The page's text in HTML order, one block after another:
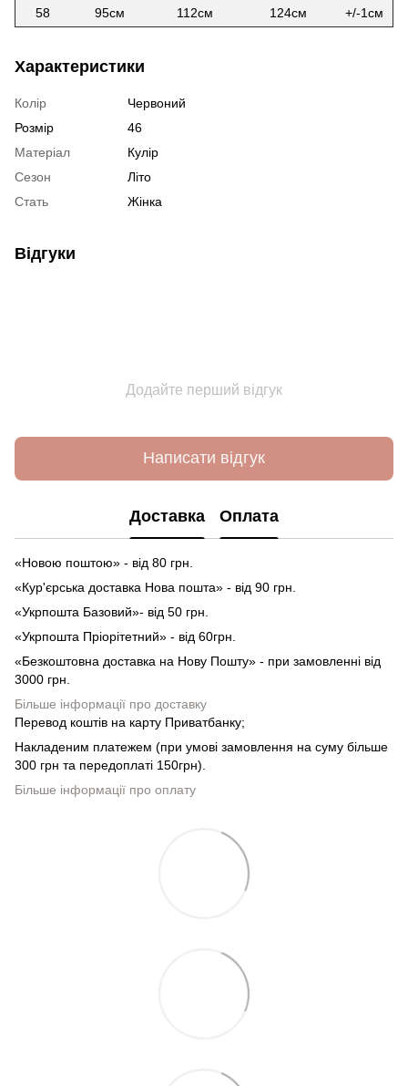
58
95см 112см 124см +/-1см
Характеристики
Колір
Червоний
Розмір
46
Матеріал
Кулір
Сезон
Літо
Стать
Жінка
Відгуки
Додайте перший відгук
Написати відгук
Доставка Оплата
«Новою поштою» - від 80 грн.
«Кур'єрська доставка Нова пошта» - від 90 грн.
«Укрпошта Базовий»- від 50 грн.
«Укрпошта Пріорітетний» - від 60грн.
«Безкоштовна доставка на Нову Пошту» - при замовленні від
3000 грн.
Більше інформації про доставку
Перевод коштів на карту Приватбанку;
Накладеним платежем (при умові замовлення на суму більше
300 грн та передоплаті 150грн).
Більше інформації про оплату